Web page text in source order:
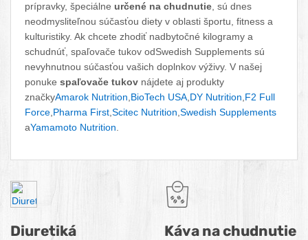
prípravky, špeciálne určené na chudnutie , sú dnes
neodmysliteľnou súčasťou diety v oblasti športu, fitness a
kulturistiky. Ak chcete zhodiť nadbytočné kilogramy a
schudnúť, spaľovače tukov odSwedish Supplements sú
nevyhnutnou súčasťou vašich doplnkov výživy. V našej
ponuke spaľovače tukov nájdete aj produkty
značkyAmarok Nutrition BioTech USA DY Nutrition F2 Full
Force Pharma First Scitec Nutrition Swedish Supplements
aYamamoto Nutrition
Podkategórie spaľovače tukov
Diuretiká Káva na chudnutie